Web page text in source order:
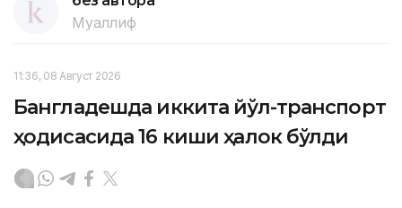
Муаллиф
11:36, 08 Август 2026
Бангладешда иккита йўл-транспорт
ҳодисасида 16 киши ҳалок бўлди